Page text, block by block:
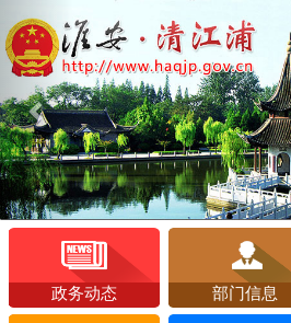
Previous
政务动态 部门信息